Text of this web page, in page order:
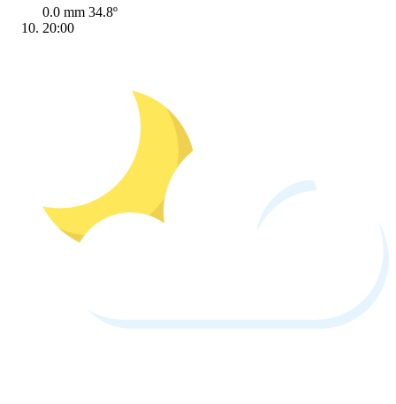
0.0 mm 34.8º
20:00